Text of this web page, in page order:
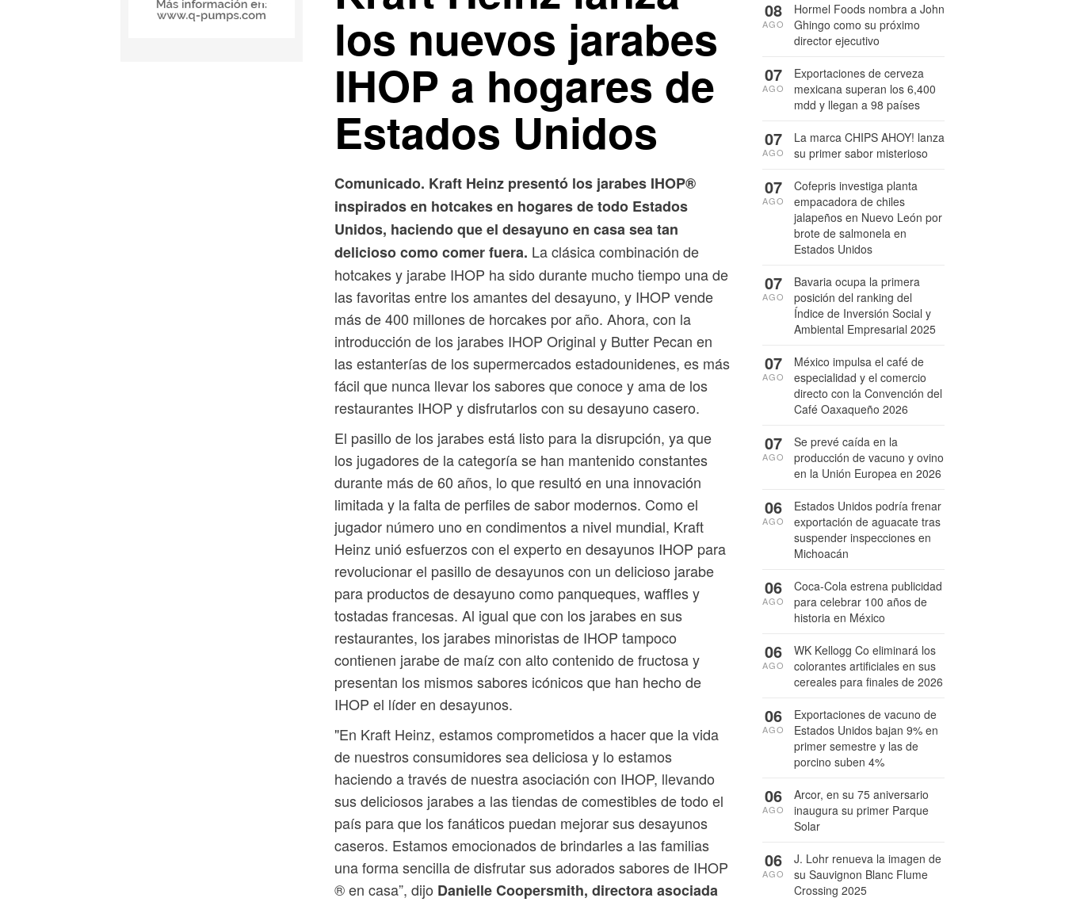
los nuevos jarabes
IHOP a hogares de
Estados Unidos
Comunicado. Kraft Heinz presentó los jarabes IHOP®
inspirados en hotcakes en hogares de todo Estados
Unidos, haciendo que el desayuno en casa sea tan
delicioso como comer fuera. La clásica combinación de
hotcakes y jarabe IHOP ha sido durante mucho tiempo una de
las favoritas entre los amantes del desayuno, y IHOP vende
más de 400 millones de horcakes por año. Ahora, con la
introducción de los jarabes IHOP Original y Butter Pecan en
las estanterías de los supermercados estadounidenes, es más
fácil que nunca llevar los sabores que conoce y ama de los
restaurantes IHOP y disfrutarlos con su desayuno casero.
El pasillo de los jarabes está listo para la disrupción, ya que
los jugadores de la categoría se han mantenido constantes
durante más de 60 años, lo que resultó en una innovación
limitada y la falta de perfiles de sabor modernos. Como el
jugador número uno en condimentos a nivel mundial, Kraft
Heinz unió esfuerzos con el experto en desayunos IHOP para
revolucionar el pasillo de desayunos con un delicioso jarabe
para productos de desayuno como panqueques, waffles y
tostadas francesas. Al igual que con los jarabes en sus
restaurantes, los jarabes minoristas de IHOP tampoco
contienen jarabe de maíz con alto contenido de fructosa y
presentan los mismos sabores icónicos que han hecho de
IHOP el líder en desayunos.
"En Kraft Heinz, estamos comprometidos a hacer que la vida
de nuestros consumidores sea deliciosa y lo estamos
haciendo a través de nuestra asociación con IHOP, llevando
sus deliciosos jarabes a las tiendas de comestibles de todo el
país para que los fanáticos puedan mejorar sus desayunos
caseros. Estamos emocionados de brindarles a las familias
una forma sencilla de disfrutar sus adorados sabores de IHOP
® en casa”, dijo Danielle Coopersmith, directora asociada
Hormel Foods nombra a John
Ghingo como su próximo
director ejecutivo
08
AGO
Exportaciones de cerveza
mexicana superan los 6,400
mdd y llegan a 98 países
07
AGO
La marca CHIPS AHOY! lanza
su primer sabor misterioso
07
AGO
Cofepris investiga planta
empacadora de chiles
jalapeños en Nuevo León por
brote de salmonela en
Estados Unidos
07
AGO
Bavaria ocupa la primera
posición del ranking del
Índice de Inversión Social y
Ambiental Empresarial 2025
07
AGO
México impulsa el café de
especialidad y el comercio
directo con la Convención del
Café Oaxaqueño 2026
07
AGO
Se prevé caída en la
producción de vacuno y ovino
en la Unión Europea en 2026
07
AGO
Estados Unidos podría frenar
exportación de aguacate tras
suspender inspecciones en
Michoacán
06
AGO
Coca-Cola estrena publicidad
para celebrar 100 años de
historia en México
06
AGO
WK Kellogg Co eliminará los
colorantes artificiales en sus
cereales para finales de 2026
06
AGO
Exportaciones de vacuno de
Estados Unidos bajan 9% en
primer semestre y las de
porcino suben 4%
06
AGO
Arcor, en su 75 aniversario
inaugura su primer Parque
Solar
06
AGO
J. Lohr renueva la imagen de
su Sauvignon Blanc Flume
Crossing 2025
06
AGO